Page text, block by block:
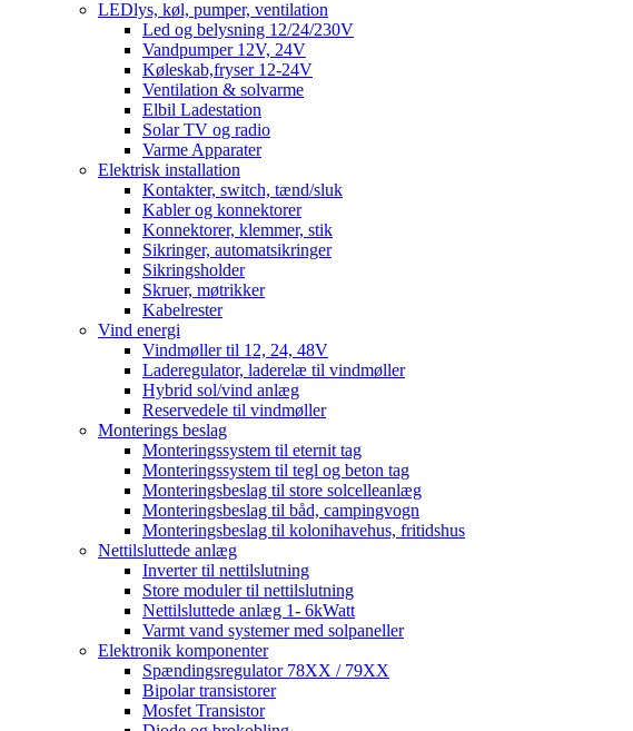
LEDlys, køl, pumper, ventilation
Led og belysning 12/24/230V
Vandpumper 12V, 24V
Køleskab,fryser 12-24V
Ventilation & solvarme
Elbil Ladestation
Solar TV og radio
Varme Apparater
Elektrisk installation
Kontakter, switch, tænd/sluk
Kabler og konnektorer
Konnektorer, klemmer, stik
Sikringer, automatsikringer
Sikringsholder
Skruer, møtrikker
Kabelrester
Vind energi
Vindmøller til 12, 24, 48V
Laderegulator, laderelæ til vindmøller
Hybrid sol/vind anlæg
Reservedele til vindmøller
Monterings beslag
Monteringssystem til eternit tag
Monteringssystem til tegl og beton tag
Monteringsbeslag til store solcelleanlæg
Monteringsbeslag til båd, campingvogn
Monteringsbeslag til kolonihavehus, fritidshus
Nettilsluttede anlæg
Inverter til nettilslutning
Store moduler til nettilslutning
Nettilsluttede anlæg 1- 6kWatt
Varmt vand systemer med solpaneller
Elektronik komponenter
Spændingsregulator 78XX / 79XX
Bipolar transistorer
Mosfet Transistor